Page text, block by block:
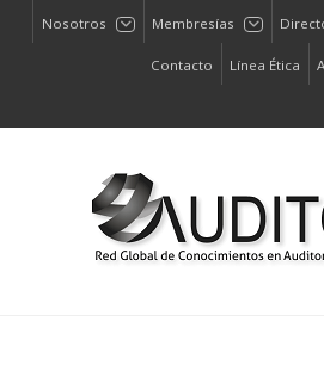
Nosotros Membresías
Contacto Línea Ética